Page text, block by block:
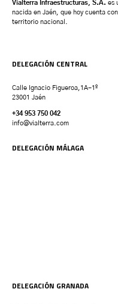
Vialterra Infraestructuras, S.A. es
nacida en Jaén, que hoy cuenta
territorio nacional.
DELEGACIÓN CENTRAL
Calle Ignacio Figueroa,1A-1º
23001 Jaén
+34 953 750 042
info@vialterra.com
DELEGACIÓN MÁLAGA
DELEGACIÓN GRANADA